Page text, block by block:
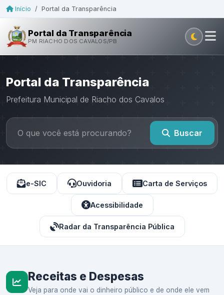
Início / Portal da Transparência
Portal da Transparência
PM RIACHO DOS CAVALOS/PB
Portal da Transparência
Prefeitura Municipal de Riacho dos Cavalos
Buscar
e-SIC Ouvidoria Carta de Serviços
Acessibilidade
Radar da Transparência Pública
Receitas e Despesas
Veja para onde vai o dinheiro público e de onde ele vem